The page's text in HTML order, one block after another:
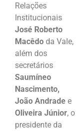
Relações
Institucionais
José Roberto
Macêdo da Vale,
além dos
secretários
Saumíneo
Nascimento,
João Andrade e
Oliveira Júnior, o
presidente da